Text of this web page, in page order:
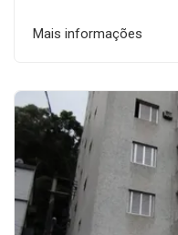
Mais informações